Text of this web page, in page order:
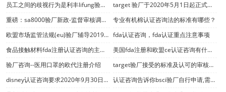
员工之间的歧视行为是利丰lifung验厂不允许出现的
target 验厂于2020年5月1日起正式接受第三方审计项目的审核报告
重磅：sa8000验厂新政-监督审核调整为一年一审！
专业有机棉认证咨询法的标准有哪些？
欧盟市场监管法规(eu)验厂辅导20191020的实施 fda认证咨询，fda认证重点注意事项
食品接触材料fda注册认证咨询的主要标准
美国fda注册和欧盟ce认证咨询有什么区别
验厂咨询--医用口罩的欧代注册介绍
target验厂接受的标准及认可的审核机构
disney认证咨询要求2020年9月30日前进行scan反恐审核
认证咨询告诉你bsci验厂自行申请,需要做什么材料?